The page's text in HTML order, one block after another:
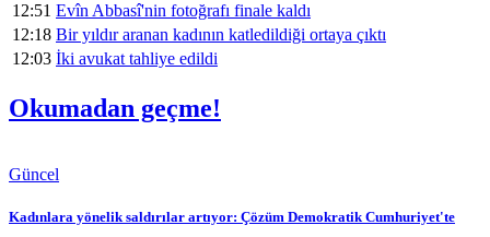
12:51 Evîn Abbasî'nin fotoğrafı finale kaldı
12:18 Bir yıldır aranan kadının katledildiği ortaya çıktı
12:03 İki avukat tahliye edildi
Okumadan geçme!
Güncel
Kadınlara yönelik saldırılar artıyor: Çözüm Demokratik Cumhuriyet'te